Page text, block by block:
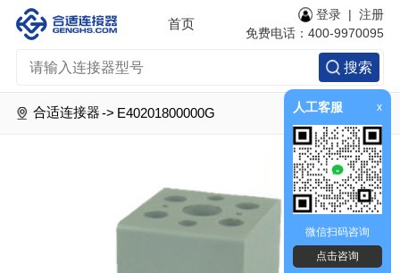
人工客服 x
微信扫码咨询
点击咨询
首页
搜索
登录 |注册
免费电话：400-9970095
合适连接器 -> E40201800000G